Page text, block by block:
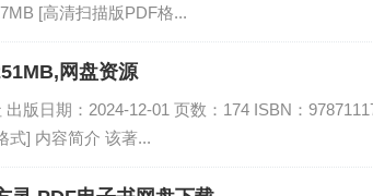
[高清扫描版PDF格...
网盘资源
版日期：2024-12-01 页数：174 ISBN：
式] 内容简介 该著...